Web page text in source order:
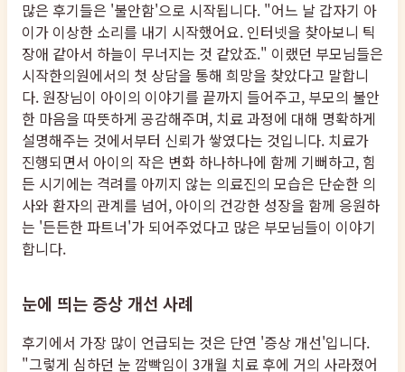
많은 후기들은 '불안함'으로 시작됩니다. "어느 날 갑자기 아
이가 이상한 소리를 내기 시작했어요. 인터넷을 찾아보니 틱
장애 같아서 하늘이 무너지는 것 같았죠." 이랬던 부모님들은
시작한의원에서의 첫 상담을 통해 희망을 찾았다고 말합니
다. 원장님이 아이의 이야기를 끝까지 들어주고, 부모의 불안
한 마음을 따뜻하게 공감해주며, 치료 과정에 대해 명확하게
설명해주는 것에서부터 신뢰가 쌓였다는 것입니다. 치료가
진행되면서 아이의 작은 변화 하나하나에 함께 기뻐하고, 힘
든 시기에는 격려를 아끼지 않는 의료진의 모습은 단순한 의
사와 환자의 관계를 넘어, 아이의 건강한 성장을 함께 응원하
는 '든든한 파트너'가 되어주었다고 많은 부모님들이 이야기
합니다.
눈에 띄는 증상 개선 사례
후기에서 가장 많이 언급되는 것은 단연 '증상 개선'입니다.
"그렇게 심하던 눈 깜빡임이 3개월 치료 후에 거의 사라졌어